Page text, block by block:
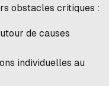
obstacles critiques :
de causes
individuelles au